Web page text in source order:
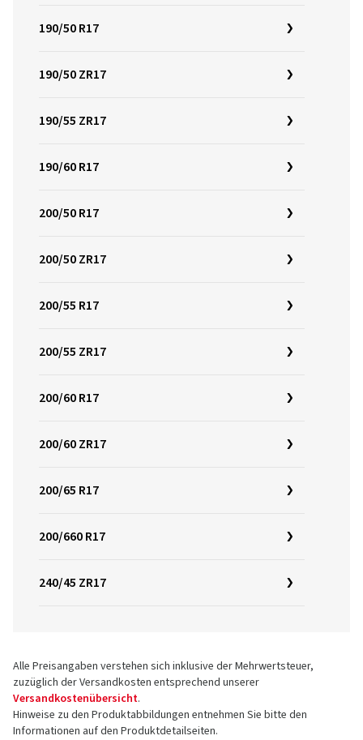
190/50 R17
190/50 ZR17
190/55 ZR17
190/60 R17
200/50 R17
200/50 ZR17
200/55 R17
200/55 ZR17
200/60 R17
200/60 ZR17
200/65 R17
200/660 R17
240/45 ZR17
Alle Preisangaben verstehen sich inklusive der Mehrwertsteuer,
zuzüglich der Versandkosten entsprechend unserer
Versandkostenübersicht.
Hinweise zu den Produktabbildungen entnehmen Sie bitte den
Informationen auf den Produktdetailseiten.